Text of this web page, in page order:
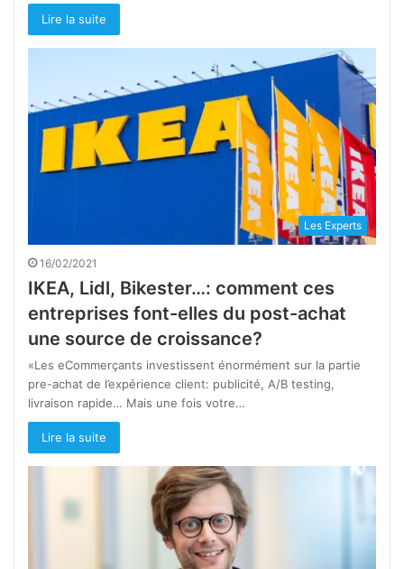
Lire la suite
Les Experts
16/02/2021
IKEA, Lidl, Bikester…: comment ces
entreprises font-elles du post-achat
une source de croissance?
«Les eCommerçants investissent énormément sur la partie
pre-achat de l’expérience client: publicité, A/B testing,
livraison rapide… Mais une fois votre…
Lire la suite